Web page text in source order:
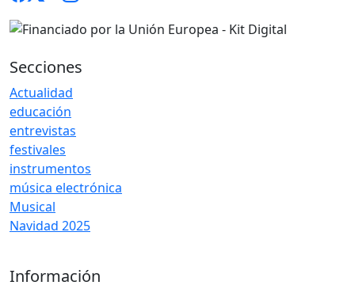
Secciones
Actualidad
educación
entrevistas
festivales
instrumentos
música electrónica
Musical
Navidad 2025
Información